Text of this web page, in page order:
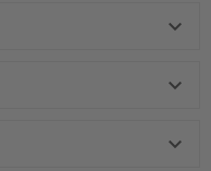


